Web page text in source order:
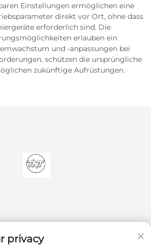
Einstellungen ermöglichen eine
direkt vor Ort, ohne dass
erforderlich sind. Die
erlauben ein
und -anpassungen bei
schützen die ursprüngliche
zukünftige Aufrüstungen.
privacy